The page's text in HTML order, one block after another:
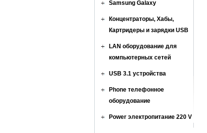
Samsung Galaxy
Концентраторы, Хабы,
Картридеры и зарядки USB
LAN оборудование для
компьютерных сетей
USB 3.1 устройства
Phone телефонное
оборудование
Power электропитание 220 V